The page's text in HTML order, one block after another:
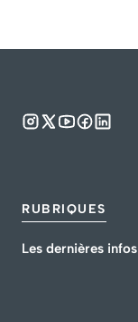
RUBRIQUES
Les dernières infos